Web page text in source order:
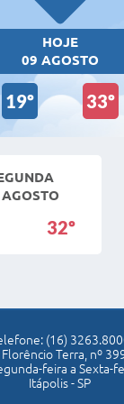
Download
HOJE
09 AGOSTO
19º 33º
32º
(16)
Terra, nº
feira a Sexta-
Itápolis - SP